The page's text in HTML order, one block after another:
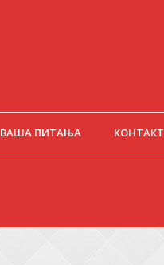
ВАША ПИТАЊА КОНТАКТ